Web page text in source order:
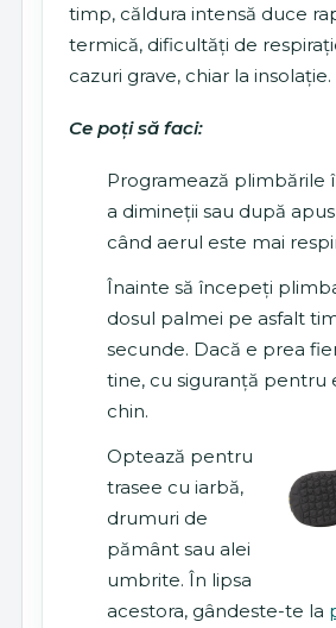
timp, căldura intensă duce
termică, dificultăți de
cazuri grave, chiar la insolație.
Ce poți să faci:
Programează plimbările
a dimineții sau după
când aerul este mai
Înainte să începeți
dosul palmei pe asfalt
secunde. Dacă e prea
tine, cu siguranță pentru
chin.
Optează pentru
trasee cu iarbă,
drumuri de
pământ sau alei
umbrite. În lipsa
acestora, gândeste-te la